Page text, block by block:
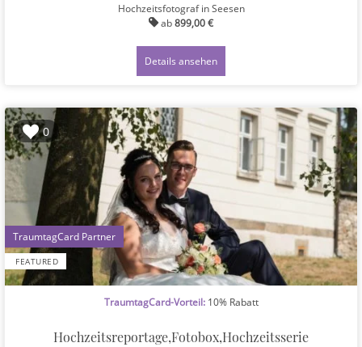
Hochzeitsfotografin Seesen
ab899,00 €
Details ansehen
0
FEATURED
1
TraumtagCard-Vorteil:10% Rabatt
Hochzeitsreportage,Fotobox,Hochzeitsserie